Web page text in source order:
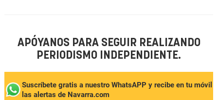
APÓYANOS PARA SEGUIR REALIZANDO
PERIODISMO INDEPENDIENTE.
Suscríbete gratis a nuestro WhatsAPP y recibe en tu móvil
las alertas de Navarra.com